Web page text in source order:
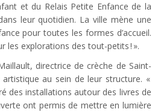
et du Relais Petite Enfance de la
leur quotidien. La ville mène une
pour toutes les formes d’accueil.
les explorations des tout-petits ! ».
directrice de crèche de Saint-
au sein de leur structure. «
des installations autour des livres de
ont permis de mettre en lumière